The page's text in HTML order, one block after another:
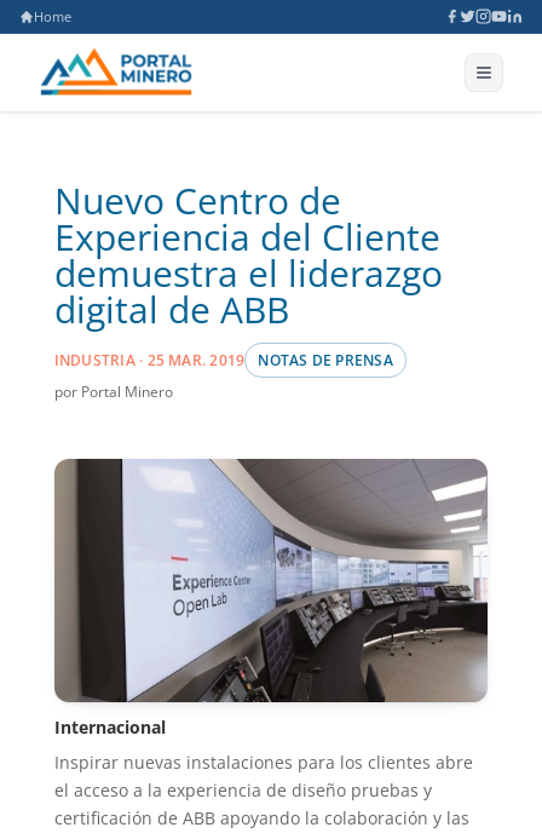
Home
Nuevo Centro de
Experiencia del Cliente
demuestra el liderazgo
digital de ABB
INDUSTRIA · 25 MAR. 2019 NOTAS DE PRENSA
por Portal Minero
Internacional
Inspirar nuevas instalaciones para los clientes abre
el acceso a la experiencia de diseño pruebas y
certificación de ABB apoyando la colaboración y las